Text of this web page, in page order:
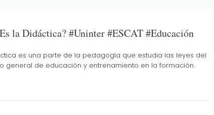
la Didáctica? #Uninter #ESCAT #Educación
es una parte de la pedagogía que estudia las leyes del
general de educación y entrenamiento en la formación.